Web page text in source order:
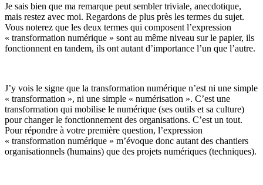
Je sais bien que ma remarque peut sembler triviale, anecdotique,
mais restez avec moi. Regardons de plus près les termes du sujet.
Vous noterez que les deux termes qui composent l’expression
« transformation numérique » sont au même niveau sur le papier, ils
fonctionnent en tandem, ils ont autant d’importance l’un que l’autre.
J’y vois le signe que la transformation numérique n’est ni une simple
« transformation », ni une simple « numérisation ». C’est une
transformation qui mobilise le numérique (ses outils et sa culture)
pour changer le fonctionnement des organisations. C’est un tout.
Pour répondre à votre première question, l’expression
« transformation numérique » m’évoque donc autant des chantiers
organisationnels (humains) que des projets numériques (techniques).